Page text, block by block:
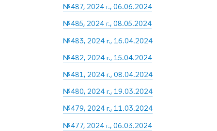
№487, 2024 г., 06.06.2024
№485, 2024 г., 08.05.2024
№483, 2024 г., 16.04.2024
№482, 2024 г., 15.04.2024
№481, 2024 г., 08.04.2024
№480, 2024 г., 19.03.2024
№479, 2024 г., 11.03.2024
№477, 2024 г., 06.03.2024